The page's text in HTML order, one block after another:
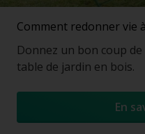
Comment redonner vie
Donnez un bon coup
table de jardin en bois.
En